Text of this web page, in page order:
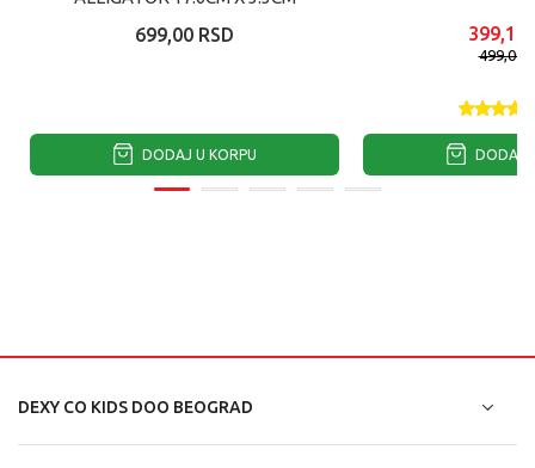
699,00 RSD
DODAJ U KORPU
399,19
499,00
DODAJ
DEXY CO KIDS DOO BEOGRAD